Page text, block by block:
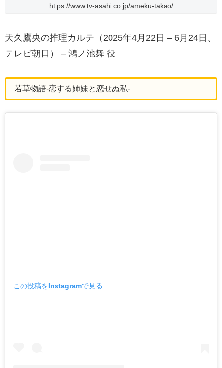
https://www.tv-asahi.co.jp/ameku-takao/
天久鷹央の推理カルテ（2025年4月22日 – 6月24日、
テレビ朝日） – 鴻ノ池舞 役
若草物語-恋する姉妹と恋せぬ私-
この投稿をInstagramで見る